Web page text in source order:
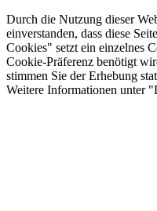
Durch die Nutzung dieser
einverstanden, dass diese
Cookies" setzt ein einzelnes
Cookie-Präferenz benötigt
stimmen Sie der Erhebung
Weitere Informationen unter